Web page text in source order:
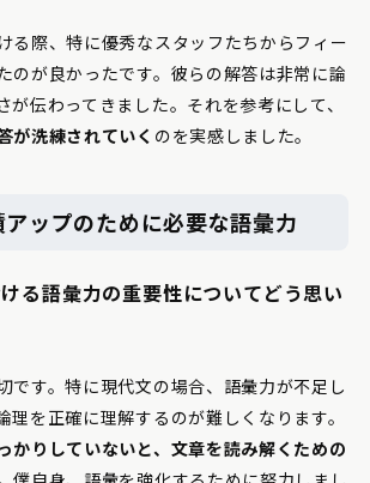
る際、特に優秀なスタッフたちからフィー
のが良かったです。彼らの解答は非常に論
が伝わってきました。それを参考にして、
が洗練されていく のを実感しました。
ップのために必要な語彙力
る語彙力の重要性についてどう思い
です。特に現代文の場合、語彙力が不足し
理を正確に理解するのが難しくなります。
かりしていないと、文章を読み解くための